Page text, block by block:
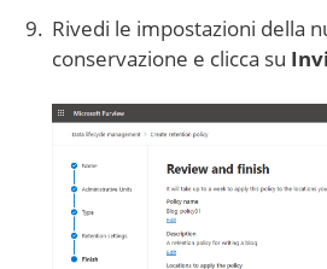
Rivedi le impostazioni della
conservazione e clicca su